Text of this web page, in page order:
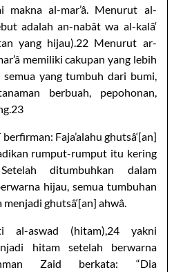
makna al-mar’â. Menurut al-
adalah an-nabât wa al-kalâ‘
yang hijau).22 Menurut ar-
memiliki cakupan yang lebih
semua yang tumbuh dari bumi,
berbuah, pepohonan,
Faja’alahu ghutsâ‘[an]
rumput-rumput itu kering
ditumbuhkan dalam
hijau, semua tumbuhan
ghutsâ‘[an] ahwâ.
al-aswad (hitam),24 yakni
hitam setelah berwarna
Zaid berkata: “Dia